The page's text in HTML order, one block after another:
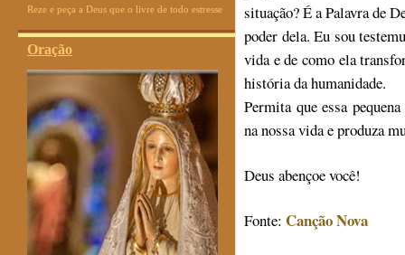
Reze e peça a Deus que o livre de todo estresse
Oração
situação? É a Palavra de
poder dela. Eu sou
vida e de como ela
história da humanidade.
Permita que essa
na nossa vida e produza
Deus abençoe você!
Fonte: Canção Nova